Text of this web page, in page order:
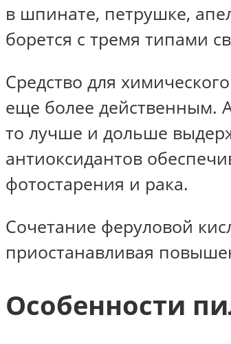
в шпинате, петрушке,
борется с тремя типами
Средство для
еще более действенным.
то лучше и дольше
антиоксидантов
фотостарения и рака.
Сочетание феруловой
приостанавливая
Особенности